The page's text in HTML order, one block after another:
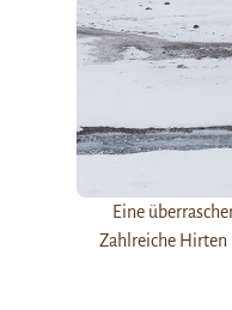
Eine
Zahlreiche Hirten